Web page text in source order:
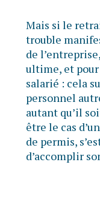
Mais si le
trouble
de
ultime, et
salarié : cela
personnel
autant qu’il
être le cas
de permis,
d’accomplir